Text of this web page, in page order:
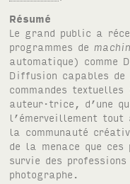
Résumé
Le grand public a
programmes de
automatique) comme
Diffusion capables
commandes textuelles
auteur·trice, d’une
l’émerveillement tout
la communauté
de la menace que
survie des
photographe.